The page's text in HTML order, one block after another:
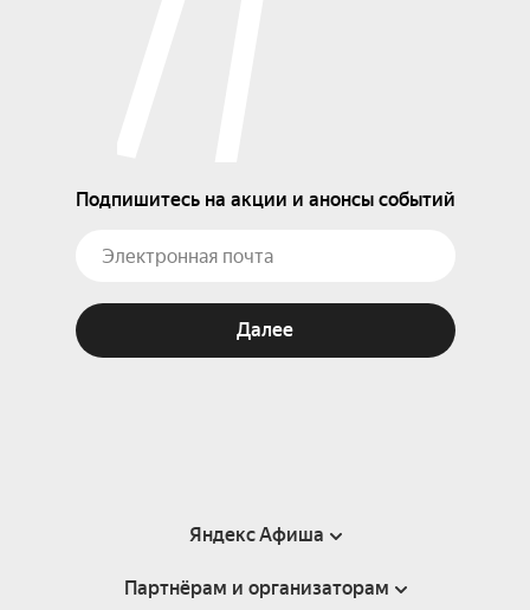
Подпишитесь на акции и анонсы событий
Далее
Яндекс Афиша
Справка
Партнёрам и организаторам